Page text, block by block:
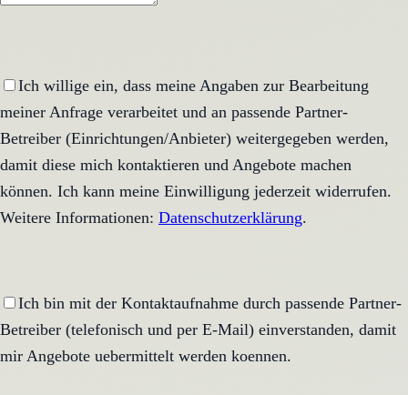
Ich willige ein, dass meine Angaben zur Bearbeitung
meiner Anfrage verarbeitet und an passende Partner-
Betreiber (Einrichtungen/Anbieter) weitergegeben werden,
damit diese mich kontaktieren und Angebote machen
können. Ich kann meine Einwilligung jederzeit widerrufen.
Weitere Informationen: Datenschutzerklärung.
Ich bin mit der Kontaktaufnahme durch passende Partner-
Betreiber (telefonisch und per E-Mail) einverstanden, damit
mir Angebote uebermittelt werden koennen.